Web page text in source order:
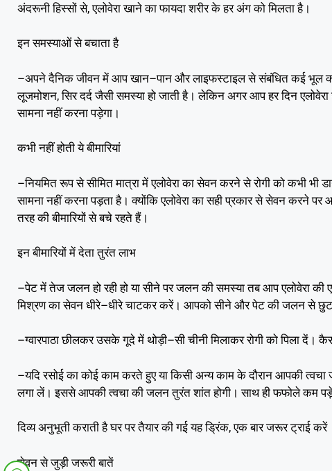
अंदरूनी हिस्सों से,एलोवेरा खाने का फायदा शरीर के हर अंग को मिलता है।
इन समस्याओं से बचाता है
–अपने दैनिक जीवन में आप खान–पान और लाइफस्टाइल से संबंधित कई भूल
लूजमोशन,सिर दर्द जैसी समस्या हो जाती है। लेकिन अगर आप हर दिन
सामना नहीं करना पड़ेगा।
कभी नहीं होती ये बीमारियां
–नियमित रूप से सीमित मात्रा में एलोवेरा का सेवन करने से रोगी को कभी भी
सामना नहीं करना पड़ता है। क्योंकि एलोवेरा का सही प्रकार से सेवन करने
तरह की बीमारियों से बचे रहते हैं।
इन बीमारियों में देता तुरंत लाभ
–पेट में तेज जलन हो रही हो या सीने पर जलन की समस्या तब आप एलोवेरा की
मिश्रण का सेवन धीरे–धीरे चाटकर करें। आपको सीने और पेट की जलन से
–ग्वारपाठा छीलकर उसके गूदे में थोड़ी–सी चीनी मिलाकर रोगी को पिला दें।
–यदि रसोई का कोई काम करते हुए या किसी अन्य काम के दौरान आपकी
लगा लें। इससे आपकी त्वचा की जलन तुरंत शांत होगी। साथ ही फफोले कम
दिव्य अनुभूती कराती है घर पर तैयार की गई यह ड्रिंक,एक बार जरूर ट्राई करें
सेवन से जुड़ी जरूरी बातें